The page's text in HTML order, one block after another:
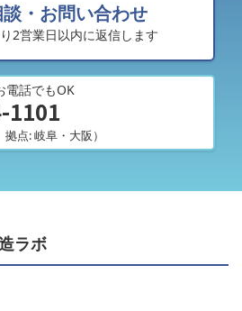
・お問い合わせ
2営業日以内に返信します
電話でもOK
1101
点: 岐阜・大阪）
ラボ